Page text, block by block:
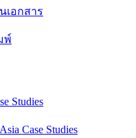
เอกสาร
พ์
Studies
Case Studies